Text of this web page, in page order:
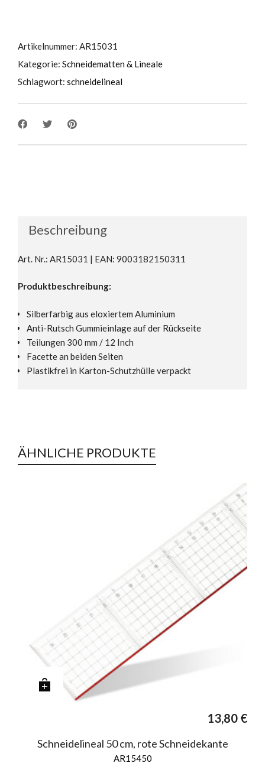
Artikelnummer: AR15031
Kategorie: Schneidematten & Lineale
Schlagwort: schneidelineal
Beschreibung
Art. Nr.: AR15031 | EAN: 9003182150311
Produktbeschreibung:
Silberfarbig aus eloxiertem Aluminium
Anti-Rutsch Gummieinlage auf der Rückseite
Teilungen 300 mm / 12 Inch
Facette an beiden Seiten
Plastikfrei in Karton-Schutzhülle verpackt
ÄHNLICHE PRODUKTE
13,80 €
Schneidelineal 50 cm, rote Schneidekante
AR15450